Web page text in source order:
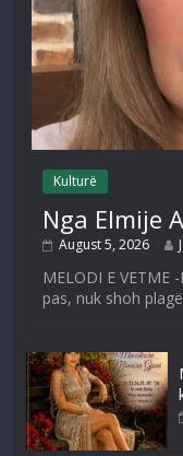
Kulturë
Nga Elmije
August 5, 2026
MELODI E VETME
pas, nuk shoh